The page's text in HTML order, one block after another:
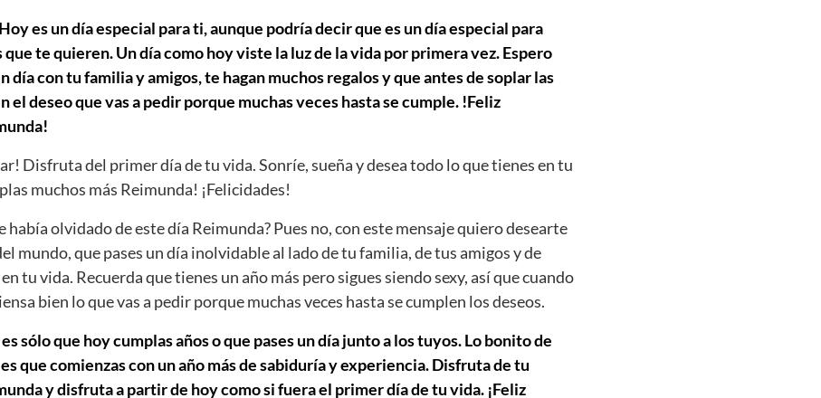
es un día especial para ti, aunque podría decir que es un día especial para
que te quieren. Un día como hoy viste la luz de la vida por primera vez. Espero
día con tu familia y amigos, te hagan muchos regalos y que antes de soplar las
el deseo que vas a pedir porque muchas veces hasta se cumple. !Feliz
Disfruta del primer día de tu vida. Sonríe, sueña y desea todo lo que tienes en tu
muchos más Reimunda! ¡Felicidades!
había olvidado de este día Reimunda? Pues no, con este mensaje quiero desearte
mundo, que pases un día inolvidable al lado de tu familia, de tus amigos y de
tu vida. Recuerda que tienes un año más pero sigues siendo sexy, así que cuando
bien lo que vas a pedir porque muchas veces hasta se cumplen los deseos.
sólo que hoy cumplas años o que pases un día junto a los tuyos. Lo bonito de
que comienzas con un año más de sabiduría y experiencia. Disfruta de tu
y disfruta a partir de hoy como si fuera el primer día de tu vida. ¡Feliz